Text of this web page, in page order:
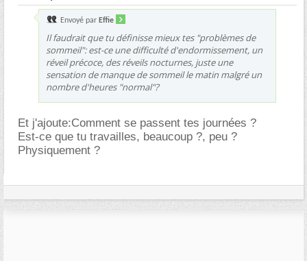
Envoyé par Effie
Il faudrait que tu définisse mieux tes "problèmes de
sommeil": est-ce une difficulté d'endormissement, un
réveil précoce, des réveils nocturnes, juste une
sensation de manque de sommeil le matin malgré un
nombre d'heures "normal"?
Et j'ajoute:Comment se passent tes journées ?
Est-ce que tu travailles, beaucoup ?, peu ?
Physiquement ?